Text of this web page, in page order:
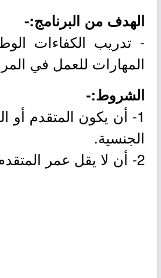
الهدف من البرنامج:-
- تدريب الكفاءات
المهارات للعمل في
الشروط:-
1- أن يكون المتقدم أو
الجنسية.
2- أن لا يقل عمر المتقدم عن 21 سنة.